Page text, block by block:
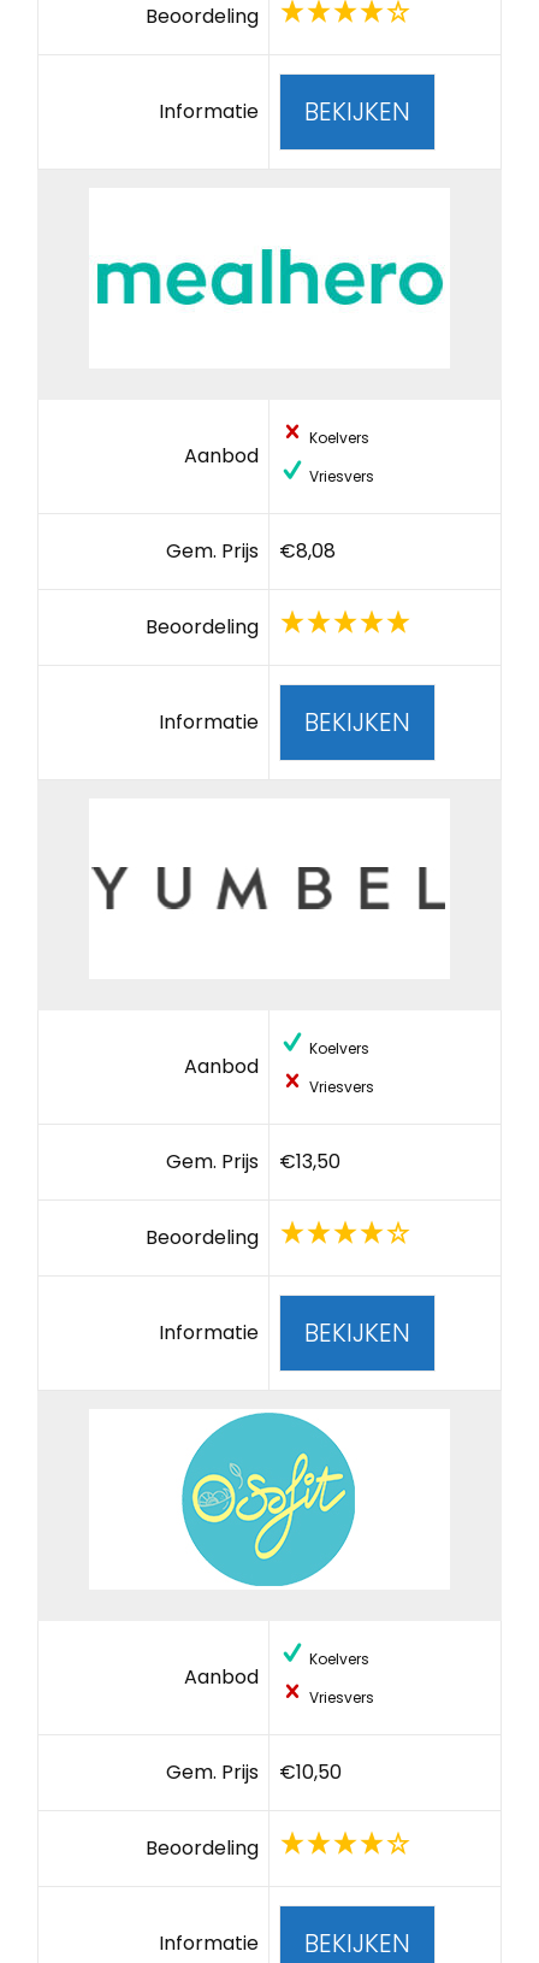
Beoordeling
Informatie BEKIJKEN
Aanbod
Koelvers
Vriesvers
Gem. Prijs €8,08
Beoordeling
Informatie BEKIJKEN
Aanbod
Koelvers
Vriesvers
Gem. Prijs €13,50
Beoordeling
Informatie BEKIJKEN
Aanbod
Koelvers
Vriesvers
Gem. Prijs €10,50
Beoordeling
Informatie BEKIJKEN